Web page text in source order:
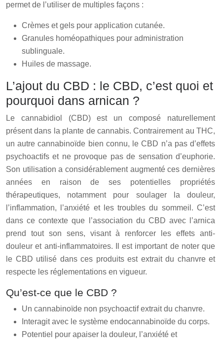
permet de l’utiliser de multiples façons :
Crèmes et gels pour application cutanée.
Granules homéopathiques pour administration
sublinguale.
Huiles de massage.
L’ajout du CBD : le CBD, c’est quoi et
pourquoi dans arnican ?
Le cannabidiol (CBD) est un composé naturellement
présent dans la plante de cannabis. Contrairement au THC,
un autre cannabinoïde bien connu, le CBD n’a pas d’effets
psychoactifs et ne provoque pas de sensation d’euphorie.
Son utilisation a considérablement augmenté ces dernières
années en raison de ses potentielles propriétés
thérapeutiques, notamment pour soulager la douleur,
l’inflammation, l’anxiété et les troubles du sommeil. C’est
dans ce contexte que l’association du CBD avec l’arnica
prend tout son sens, visant à renforcer les effets anti-
douleur et anti-inflammatoires. Il est important de noter que
le CBD utilisé dans ces produits est extrait du chanvre et
respecte les réglementations en vigueur.
Qu’est-ce que le CBD ?
Un cannabinoïde non psychoactif extrait du chanvre.
Interagit avec le système endocannabinoïde du corps.
Potentiel pour apaiser la douleur, l’anxiété et